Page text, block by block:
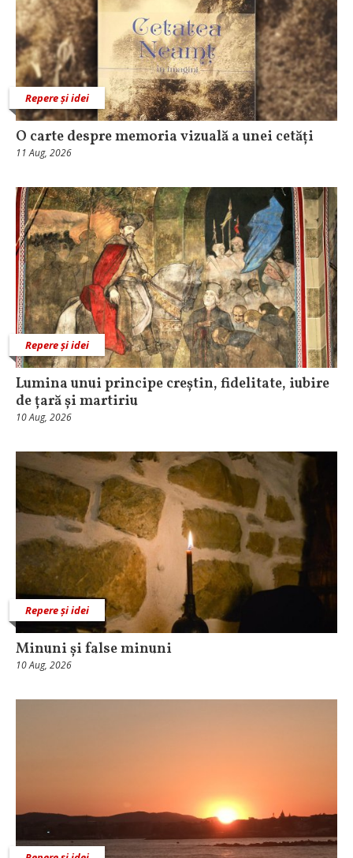
Repere și idei
O carte despre memoria vizuală a unei cetăți
11 Aug, 2026
Repere și idei
Lumina unui principe creștin, fidelitate, iubire
de țară și martiriu
10 Aug, 2026
Repere și idei
Minuni și false minuni
10 Aug, 2026